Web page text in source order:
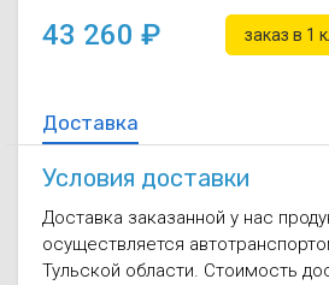
43 260 заказ в 1
Доставка
Условия доставки
Доставка заказанной у нас
осуществляется
Тульской области. Стоимость